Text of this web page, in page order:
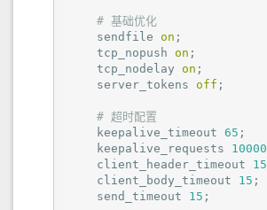
# 基础优化
    sendfile
on ;
    tcp_nopush
on ;
    tcp_nodelay
on ;
    server_tokens
off ;
# 超时配置
    keepalive_timeout
65 ;
    keepalive_requests
10000
    client_header_timeout
15
    client_body_timeout
15 ;
    send_timeout
15 ;